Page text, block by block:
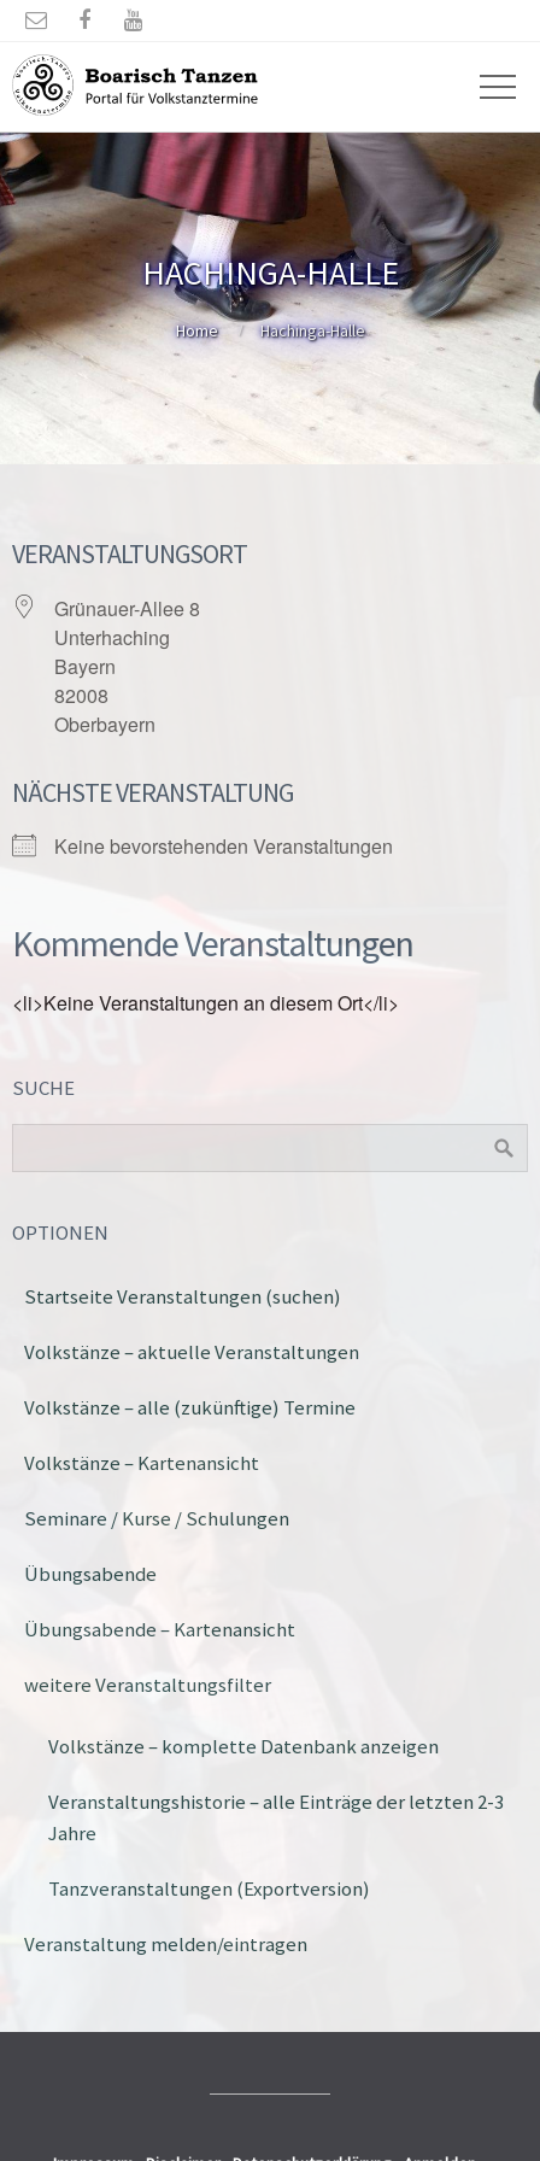
  
HACHINGA-HALLE
Home Hachinga-Halle
VERANSTALTUNGSORT
Grünauer-Allee 8
Unterhaching
Bayern
82008
Oberbayern
NÄCHSTE VERANSTALTUNG
Keine bevorstehenden Veranstaltungen
Kommende Veranstaltungen
<li>Keine Veranstaltungen an diesem Ort</li>
SUCHE
OPTIONEN
Startseite Veranstaltungen (suchen)
Volkstänze – aktuelle Veranstaltungen
Volkstänze – alle (zukünftige) Termine
Volkstänze – Kartenansicht
Seminare / Kurse / Schulungen
Übungsabende
Übungsabende – Kartenansicht
weitere Veranstaltungsfilter
Volkstänze – komplette Datenbank anzeigen
Veranstaltungshistorie – alle Einträge der letzten 2-3
Jahre
Tanzveranstaltungen (Exportversion)
Veranstaltung melden/eintragen